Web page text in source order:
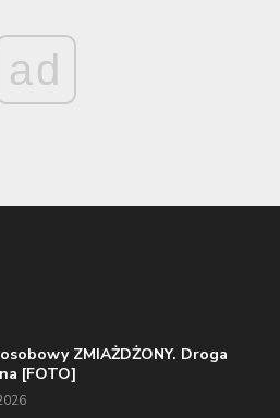
ad
ZMIAŻDŻONY. Droga
[FOTO]